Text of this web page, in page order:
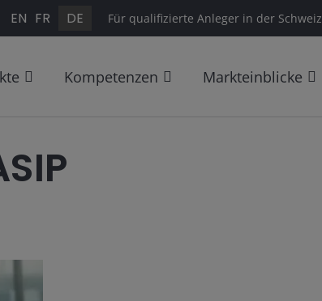
EN FR DE Für qualifizierte Anleger in der Schweiz
Kompetenzen Markteinblicke